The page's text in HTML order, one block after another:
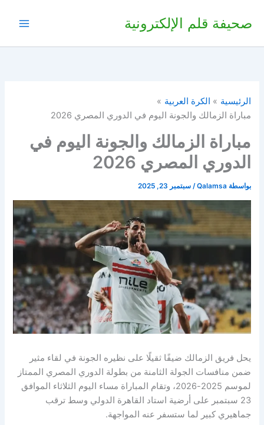
صحيفة قلم الإلكترونية
الرئيسية
الكرة العربية
مباراة الزمالك والجونة اليوم في الدوري المصري 2026
مباراة الزمالك والجونة اليوم في
الدوري المصري 2026
بواسطة Qalamsa
/سبتمبر 23, 2025
يحل فريق الزمالك ضيفًا ثقيلًا على نظيره الجونة في لقاء مثير
ضمن منافسات الجولة الثامنة من بطولة الدوري المصري الممتاز
لموسم 2025-2026، وتقام المباراة مساء اليوم الثلاثاء الموافق
23 سبتمبر على أرضية استاد القاهرة الدولي وسط ترقب
جماهيري كبير لما ستسفر عنه المواجهة.